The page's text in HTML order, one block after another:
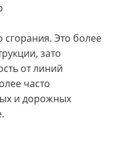
сгорания. Это более
зато
от линий
часто
и дорожных